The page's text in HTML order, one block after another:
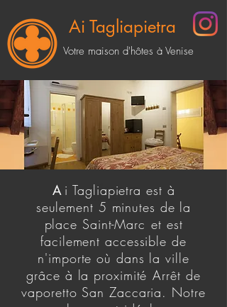
Ai Tagliapietra
Votre maison d'hôtes à Venise
RÉSERVE
A i Tagliapietra est à
seulement 5 minutes de la
place Saint-Marc et est
facilement accessible de
n'importe où dans la ville
grâce à la proximité Arrêt de
vaporetto San Zaccaria. Notre